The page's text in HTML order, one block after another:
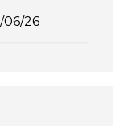
06/26